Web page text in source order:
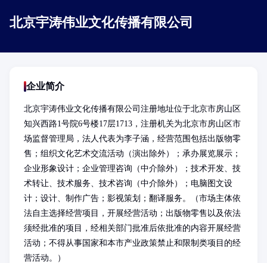
北京宇涛伟业文化传播有限公司
企业简介
北京宇涛伟业文化传播有限公司注册地址位于北京市房山区
知兴西路1号院6号楼17层1713，注册机关为北京市房山区市
场监督管理局，法人代表为李子涵，经营范围包括出版物零
售；组织文化艺术交流活动（演出除外）；承办展览展示；
企业形象设计；企业管理咨询（中介除外）；技术开发、技
术转让、技术服务、技术咨询（中介除外）；电脑图文设
计；设计、制作广告；影视策划；翻译服务。（市场主体依
法自主选择经营项目，开展经营活动；出版物零售以及依法
须经批准的项目，经相关部门批准后依批准的内容开展经营
活动；不得从事国家和本市产业政策禁止和限制类项目的经
营活动。）